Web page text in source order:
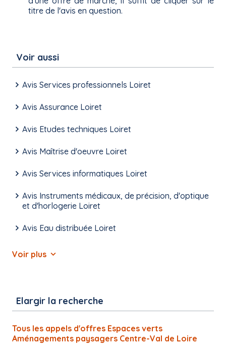
titre de l'avis en question.
Voir aussi
Avis Services professionnels Loiret
Avis Assurance Loiret
Avis Etudes techniques Loiret
Avis Maîtrise d'oeuvre Loiret
Avis Services informatiques Loiret
Avis Instruments médicaux, de précision, d'optique
et d'horlogerie Loiret
Avis Eau distribuée Loiret
Voir plus
Elargir la recherche
Tous les appels d'offres Espaces verts
Aménagements paysagers Centre-Val de Loire